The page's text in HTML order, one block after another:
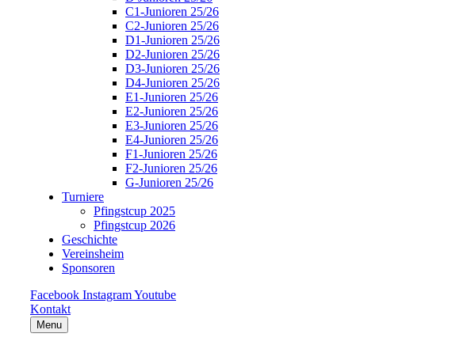
C1-Junioren 25/26
C2-Junioren 25/26
D1-Junioren 25/26
D2-Junioren 25/26
D3-Junioren 25/26
D4-Junioren 25/26
E1-Junioren 25/26
E2-Junioren 25/26
E3-Junioren 25/26
E4-Junioren 25/26
F1-Junioren 25/26
F2-Junioren 25/26
G-Junioren 25/26
Turniere
Pfingstcup 2025
Pfingstcup 2026
Geschichte
Vereinsheim
Sponsoren
Facebook InstagramYoutube
Kontakt
Menu